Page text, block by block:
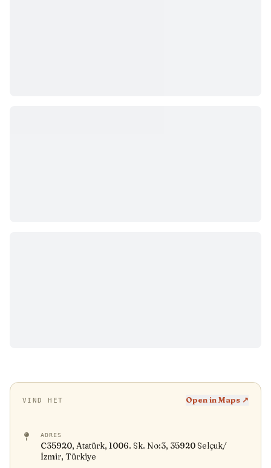
VIND HET Open in Maps ↗
ADRES
C35920, Atatürk, 1006. Sk. No:3, 35920 Selçuk/
İzmir, Türkiye